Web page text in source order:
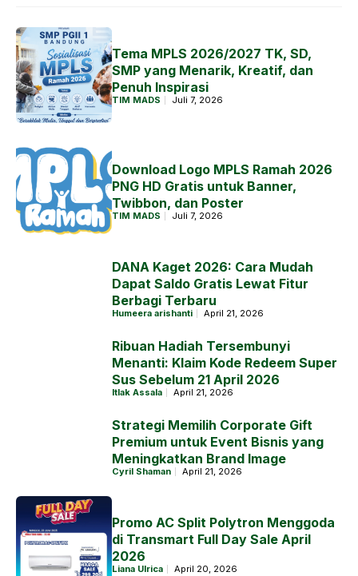
Tema MPLS 2026/2027 TK, SD,
SMP yang Menarik, Kreatif, dan
Penuh Inspirasi
TIM MADS Juli 7, 2026
Download Logo MPLS Ramah 2026
PNG HD Gratis untuk Banner,
Twibbon, dan Poster
TIM MADS Juli 7, 2026
DANA Kaget 2026: Cara Mudah
Dapat Saldo Gratis Lewat Fitur
Berbagi Terbaru
Humeera arishanti April 21, 2026
Ribuan Hadiah Tersembunyi
Menanti: Klaim Kode Redeem Super
Sus Sebelum 21 April 2026
Itlak Assala April 21, 2026
Strategi Memilih Corporate Gift
Premium untuk Event Bisnis yang
Meningkatkan Brand Image
Cyril Shaman April 21, 2026
Promo AC Split Polytron Menggoda
di Transmart Full Day Sale April
2026
Liana Ulrica April 20, 2026